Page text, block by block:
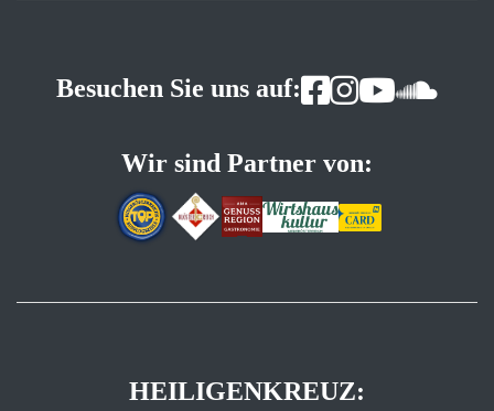
Besuchen Sie uns auf:
Wir sind Partner von:
HEILIGENKREUZ: